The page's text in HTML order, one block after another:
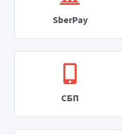
SberPay
СБП